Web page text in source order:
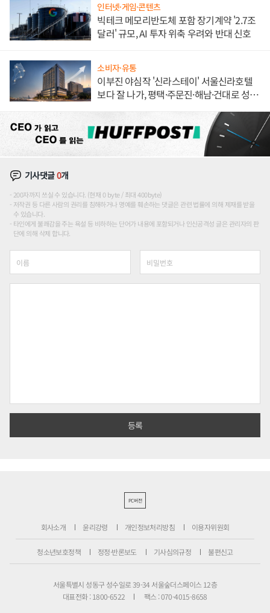
인터넷·게임·콘텐츠
빅테크 메모리반도체 포함 장기계약 '2.7조
달러' 규모, AI 투자 위축 우려와 반대 신호
소비자·유통
이부진 야심작 '신라스테이' 서울신라호텔
보다 잘 나가, 평택·주문진·해남·건대로 성
기사댓글0개
200자까지 쓰실 수 있습니다. (현재 0 byte / 최대 400byte)
저작권 등 다른 사람의 권리를 침해하거나 명예를 훼손하는 댓글은 관련 법률에 의해 제재를 받을
수 있습니다.
타인에게 불쾌감을 주는 욕설 등 비하하는 단어가 내용에 포함되거나 인신공격성 글은 관리자의 판
단에 의해 삭제 합니다.
PC버전
회사소개 윤리강령 개인정보처리방침 이용자위원회
청소년보호정책 정정·반론보도 기사심의규정 불편신고
서울특별시 성동구 성수일로 39-34 서울숲더스페이스 12층
대표전화 : 1800-6522
팩스 : 070-4015-8658